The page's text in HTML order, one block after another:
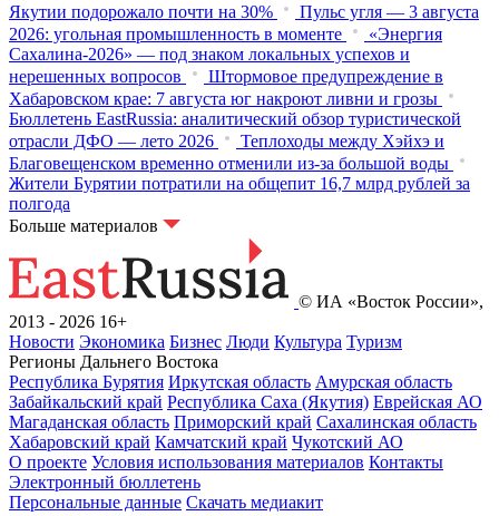
Якутии подорожало почти на 30%
Пульс угля — 3 августа
2026: угольная промышленность в моменте
«Энергия
Сахалина-2026» — под знаком локальных успехов и
нерешенных вопросов
Штормовое предупреждение в
Хабаровском крае: 7 августа юг накроют ливни и грозы
Бюллетень EastRussia: аналитический обзор туристической
отрасли ДФО — лето 2026
Теплоходы между Хэйхэ и
Благовещенском временно отменили из-за большой воды
Жители Бурятии потратили на общепит 16,7 млрд рублей за
полгода
Больше материалов
© ИА «Восток России»,
2013 - 2026 16+
Новости Экономика Бизнес Люди Культура Туризм
Регионы Дальнего Востока
Республика Бурятия Иркутская область Амурская область
Забайкальский край Республика Саха (Якутия) Еврейская АО
Магаданская область Приморский край Сахалинская область
Хабаровский край Камчатский край Чукотский АО
О проекте Условия использования материалов Контакты
Электронный бюллетень
Персональные данные Скачать медиакит